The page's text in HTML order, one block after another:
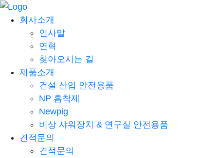
회사소개
인사말
연혁
찾아오시는 길
제품소개
건설 산업 안전용품
NP 흡착제
Newpig
비상 샤워장치 & 연구실 안전용품
견적문의
견적문의